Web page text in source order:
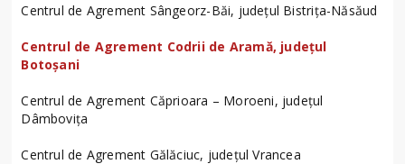
Centrul de Agrement Sângeorz-Băi, județul Bistrița-Năsăud
Centrul de Agrement Codrii de Aramă, județul
Botoșani
Centrul de Agrement Căprioara – Moroeni, județul
Dâmbovița
Centrul de Agrement Gălăciuc, județul Vrancea